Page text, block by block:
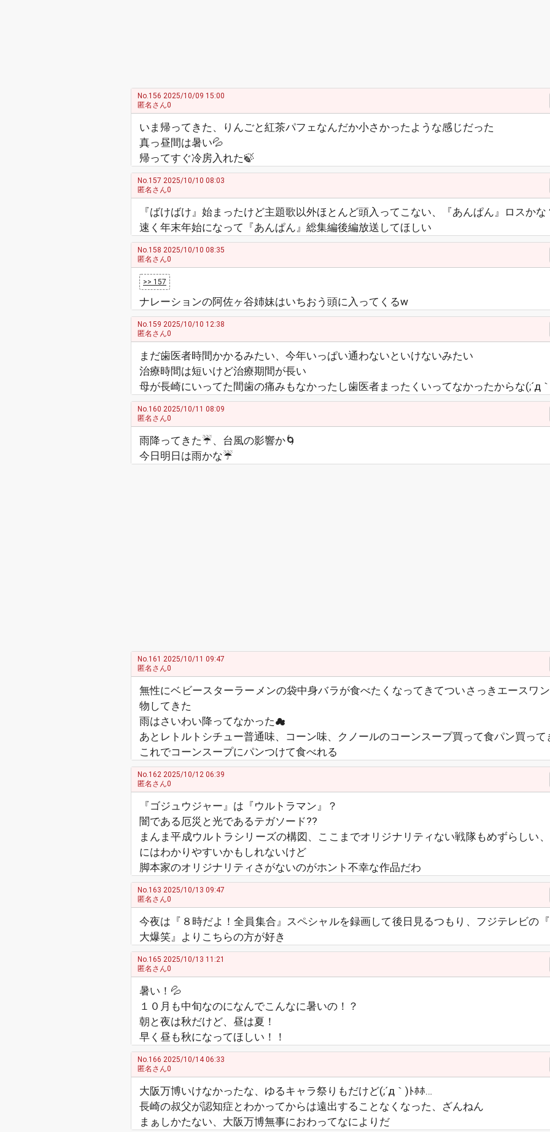
No.156 2025/10/09 15:00
匿名さん0
いま帰ってきた、りんごと紅茶パフェなんだか小さかったような感じだった
真っ昼間は暑い💦
帰ってすぐ冷房入れた🍃
No.157 2025/10/10 08:03
匿名さん0
『ばけばけ』始まったけど主題歌以外ほとんど頭入ってこない、『あんぱん』ロスかな
速く年末年始になって『あんぱん』総集編後編放送してほしい
No.158 2025/10/10 08:35
匿名さん0
>> 157
ナレーションの阿佐ヶ谷姉妹はいちおう頭に入ってくるw
No.159 2025/10/10 12:38
匿名さん0
まだ歯医者時間かかるみたい、今年いっぱい通わないといけないみたい
治療時間は短いけど治療期間が長い
母が長崎にいってた間歯の痛みもなかったし歯医者まったくいってなかったからな(;´д
No.160 2025/10/11 08:09
匿名さん0
雨降ってきた☔、台風の影響か🌀
今日明日は雨かな☔
No.161 2025/10/11 09:47
匿名さん0
無性にベビースターラーメンの袋中身バラが食べたくなってきてついさっきエースワ
物してきた
雨はさいわい降ってなかった☁
あとレトルトシチュー普通味、コーン味、クノールのコーンスープ買って食パン買って
これでコーンスープにパンつけて食べれる
No.162 2025/10/12 06:39
匿名さん0
『ゴジュウジャー』は『ウルトラマン』？
闇である厄災と光であるテガソード??
まんま平成ウルトラシリーズの構図、ここまでオリジナリティない戦隊もめずらしい
にはわかりやすいかもしれないけど
脚本家のオリジナリティさがないのがホント不幸な作品だわ
No.163 2025/10/13 09:47
匿名さん0
今夜は『８時だよ！全員集合』スペシャルを録画して後日見るつもり、フジテレビの
大爆笑』よりこちらの方が好き
No.165 2025/10/13 11:21
匿名さん0
暑い！💦
１０月も中旬なのになんでこんなに暑いの！？
朝と夜は秋だけど、昼は夏！
早く昼も秋になってほしい！！
No.166 2025/10/14 06:33
匿名さん0
大阪万博いけなかったな、ゆるキャラ祭りもだけど(;´д｀)ﾄﾎﾎ…
長崎の叔父が認知症とわかってからは遠出することなくなった、ざんねん
まぁしかたない、大阪万博無事におわってなによりだ